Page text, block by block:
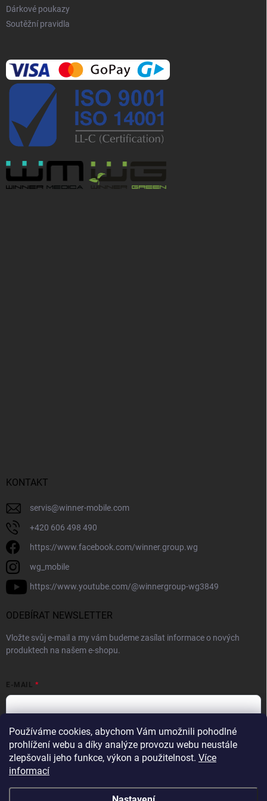
Používáme cookies, abychom Vám umožnili pohodlné
prohlížení webu a díky analýze provozu webu neustále
zlepšovali jeho funkce, výkon a použitelnost. Více
informací
Dárkové poukazy
Soutěžní pravidla
KONTAKT
servis@winner-mobile.com
+420 606 498 490
https://www.facebook.com/winner.group.wg
wg_mobile
https://www.youtube.com/@winnergroup-wg3849
ODEBÍRAT NEWSLETTER
Vložte svůj e-mail a my vám budeme zasílat informace o nových
produktech na našem e-shopu.
E-MAIL
Vložením e-mailové adresy souhlasíte se zpracováním osobních
údajů v souladu seZásadami ochrany osobních údajů.
Přihlásit se